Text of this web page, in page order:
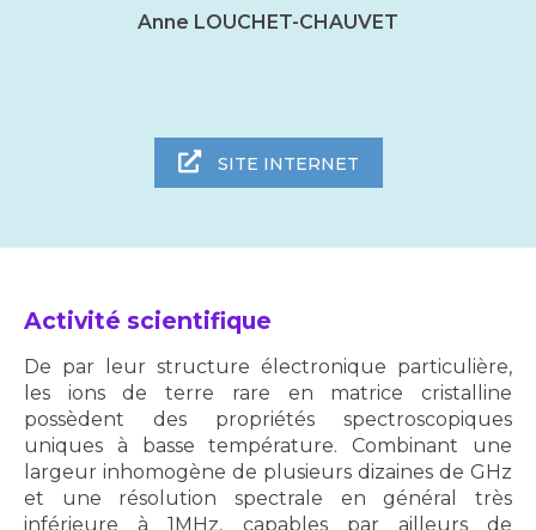
Anne LOUCHET-CHAUVET
SITE INTERNET
Activité scientifique
De par leur structure électronique particulière,
les ions de terre rare en matrice cristalline
possèdent des propriétés spectroscopiques
uniques à basse température. Combinant une
largeur inhomogène de plusieurs dizaines de GHz
et une résolution spectrale en général très
inférieure à 1MHz, capables par ailleurs de